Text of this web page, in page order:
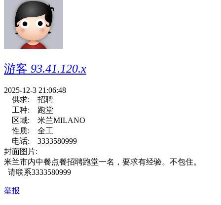
游客 93.41.120.x
2025-12-3 21:06:48
供求:
招聘
工种:
跑堂
区域:
米兰MILANO
性质:
全工
电话:
3333580999
封面图片:
米兰市内中餐点餐招聘跑堂一名，要求有经验。不包住。
请联系3333580999
举报